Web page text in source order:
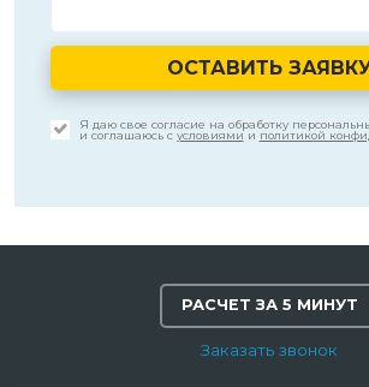
ОСТАВИТЬ
Я даю свое согласие на обработку
и соглашаюсь с условиямии политикой
РАСЧЕТ ЗА 5 МИНУТ
Заказать звонок